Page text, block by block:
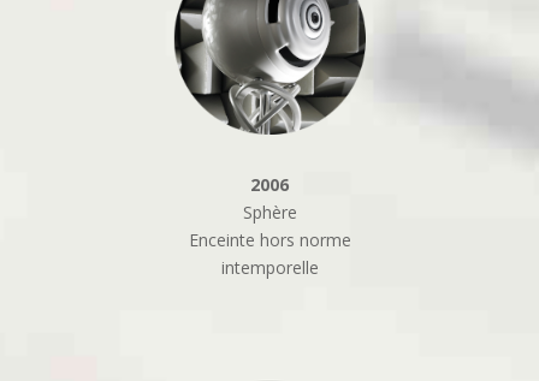
2006
Sphère
Enceinte hors norme
intemporelle